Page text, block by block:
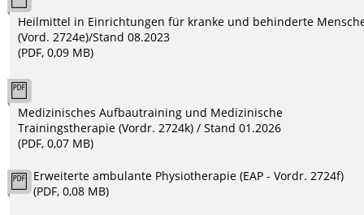
Heilmittel in Einrichtungen für kranke und behinderte
(Vord. 2724e)/Stand 08.2023
(PDF, 0,09 MB)
Medizinisches Aufbautraining und Medizinische
Trainingstherapie (Vordr. 2724k) / Stand 01.2026
(PDF, 0,07 MB)
Erweiterte ambulante Physiotherapie (EAP - Vordr. 2724f)
(PDF, 0,08 MB)